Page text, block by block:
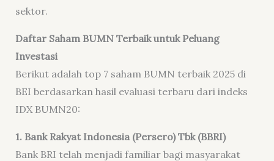
sektor.
Daftar Saham BUMN Terbaik untuk Peluang
Investasi
Berikut adalah top 7 saham BUMN terbaik 2025 di
BEI berdasarkan hasil evaluasi terbaru dari indeks
IDX BUMN20:
1. Bank Rakyat Indonesia (Persero) Tbk (BBRI)
Bank BRI telah menjadi familiar bagi masyarakat